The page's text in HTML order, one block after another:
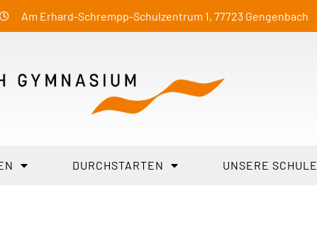
Am Erhard-Schrempp-Schulzentrum 1, 77723 Gengenbach
DURCHSTARTEN UNSERE SCHULE